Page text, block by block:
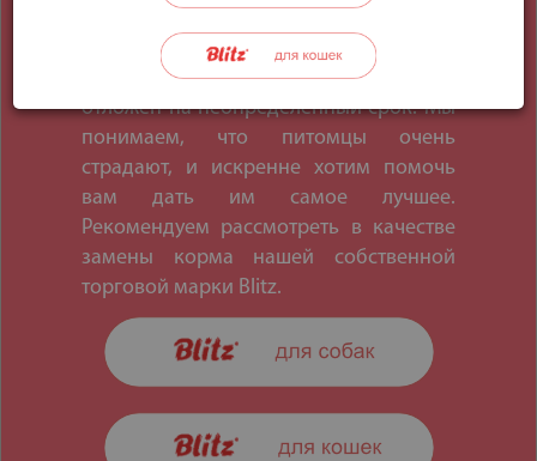
происходящими событиями в мире
вопрос о возобновлении поставок
отложен на неопределённый срок. Мы
понимаем, что питомцы очень
страдают, и искренне хотим помочь
вам дать им самое лучшее.
Рекомендуем рассмотреть в качестве
замены корма нашей собственной
торговой марки Blitz.